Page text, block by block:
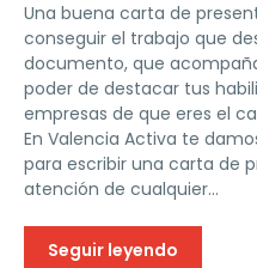
Una buena carta de
conseguir el trabajo que
documento, que
poder de destacar tus
empresas de que eres el
En Valencia Activa te
para escribir una carta de
atención de cualquier...
Seguir leyendo